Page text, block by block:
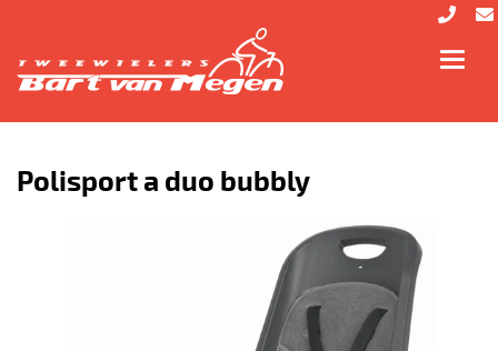
Polisport a duo bubbly